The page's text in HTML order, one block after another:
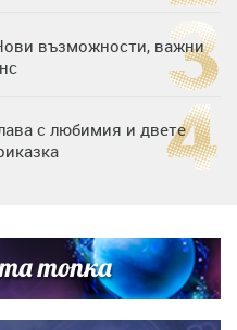
възможности, важни
с любимия и двете
на яхта
сватба, Стоичков и
с песен
топка